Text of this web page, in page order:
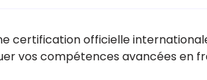
certification officielle
vos compétences avancées en